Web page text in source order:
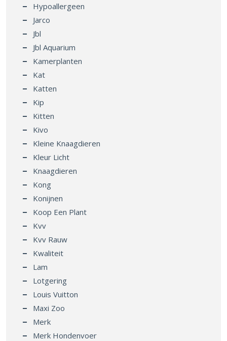
Hypoallergeen
Jarco
Jbl
Jbl Aquarium
Kamerplanten
Kat
Katten
Kip
Kitten
Kivo
Kleine Knaagdieren
Kleur Licht
Knaagdieren
Kong
Konijnen
Koop Een Plant
Kvv
Kvv Rauw
Kwaliteit
Lam
Lotgering
Louis Vuitton
Maxi Zoo
Merk
Merk Hondenvoer